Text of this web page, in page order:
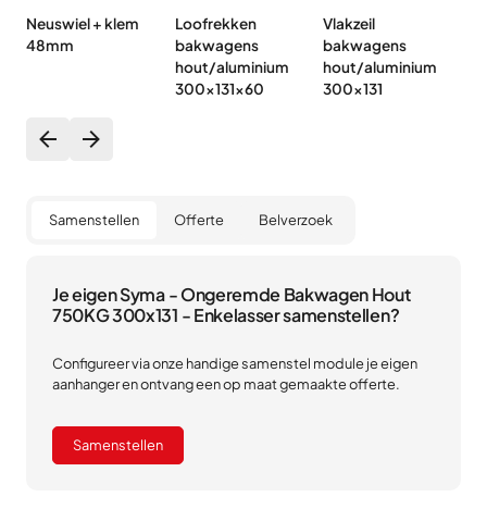
Neuswiel + klem
48mm
Loofrekken
bakwagens
hout/aluminium
300x131x60
Vlakzeil
bakwagens
hout/aluminium
300x131
Samenstellen Offerte Belverzoek
Je eigen Syma - Ongeremde Bakwagen Hout
750KG 300x131 - Enkelasser samenstellen?
Configureer via onze handige samenstel module je eigen
aanhanger en ontvang een op maat gemaakte offerte.
Samenstellen